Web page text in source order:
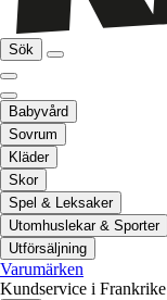
Sök
Babyvård
Sovrum
Kläder
Skor
Spel & Leksaker
Utomhuslekar & Sporter
Utförsäljning
Varumärken
Kundservice i Frankrike